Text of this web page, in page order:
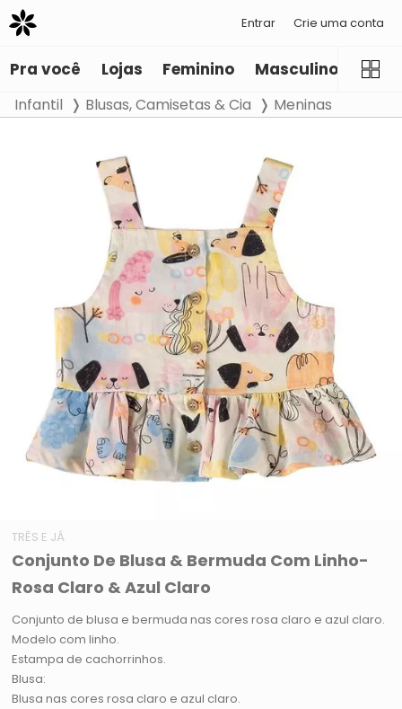
Entrar Crie uma conta
Pra você Lojas Feminino Masculino
Infantil Blusas, Camisetas & Cia Meninas
TRÊS E JÁ
Conjunto De Blusa & Bermuda Com Linho-
Rosa Claro & Azul Claro
Conjunto de blusa e bermuda nas cores rosa claro e azul claro.
Modelo com linho.
Estampa de cachorrinhos.
Blusa:
Blusa nas cores rosa claro e azul claro.